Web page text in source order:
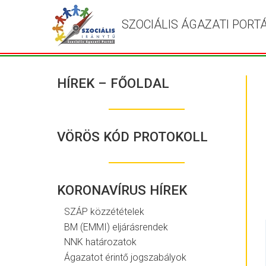
SZOCIÁLIS ÁGAZATI
HÍREK – FŐOLDAL
VÖRÖS KÓD PROTOKOLL
KORONAVÍRUS HÍREK
SZÁP közzétételek
BM (EMMI) eljárásrendek
NNK határozatok
Ágazatot érintő jogszabályok